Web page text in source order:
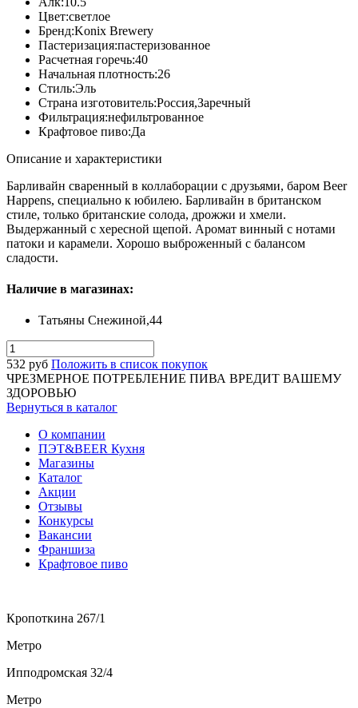
Цвет:светлое
Бренд:Konix Brewery
Пастеризация:пастеризованное
Расчетная горечь:40
Начальная плотность:26
Стиль:Эль
Страна изготовитель:Россия,Заречный
Фильтрация:нефильтрованное
Крафтовое пиво:Да
Описание и характеристики
Барливайн сваренный в коллаборации с друзьями, баром Beer
Happens, специально к юбилею. Барливайн в британском
стиле, только британские солода, дрожжи и хмели.
Выдержанный с хересной щепой. Аромат винный с нотами
патоки и карамели. Хорошо выброженный с балансом
сладости.
Наличие в магазинах:
Татьяны Снежиной,44
532 руб Положить в список покупок
ЧРЕЗМЕРНОЕ ПОТРЕБЛЕНИЕ ПИВА ВРЕДИТ ВАШЕМУ
ЗДОРОВЬЮ
Вернуться в каталог
О компании
ПЭТ&BEER Кухня
Магазины
Каталог
Акции
Отзывы
Конкурсы
Вакансии
Франшиза
Крафтовое пиво
Кропоткина 267/1
Метро
Ипподромская 32/4
Метро